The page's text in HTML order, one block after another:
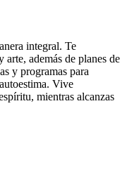
integral. Te
arte, además de planes de
y programas para
Vive
mientras alcanzas